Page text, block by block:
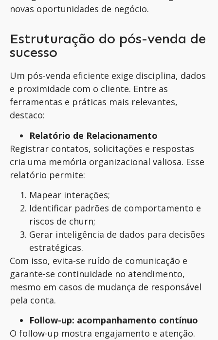
novas oportunidades de negócio.
Estruturação do pós-venda de
sucesso
Um pós-venda eficiente exige disciplina, dados
e proximidade com o cliente. Entre as
ferramentas e práticas mais relevantes,
destaco:
Relatório de Relacionamento
Registrar contatos, solicitações e respostas
cria uma memória organizacional valiosa. Esse
relatório permite:
Mapear interações;
Identificar padrões de comportamento e
riscos de churn;
Gerar inteligência de dados para decisões
estratégicas.
Com isso, evita-se ruído de comunicação e
garante-se continuidade no atendimento,
mesmo em casos de mudança de responsável
pela conta.
Follow-up: acompanhamento contínuo
O follow-up mostra engajamento e atenção.